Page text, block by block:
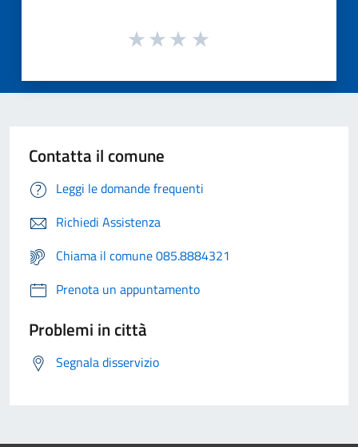
Contatta il comune
Leggi le domande frequenti
Richiedi Assistenza
Chiama il comune 085.8884321
Prenota un appuntamento
Problemi in città
Segnala disservizio